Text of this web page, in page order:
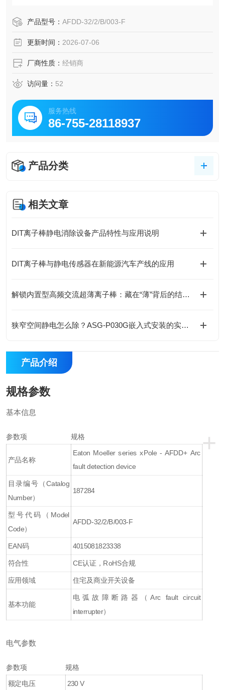
保护装置。Eaton伊顿 AFDD+电弧故障检测装置断路器
产品型号： AFDD-32/2/B/003-F
更新时间： 2026-07-06
厂商性质： 经销商
访问量： 52
服务热线
86-755-28118937
产品分类
相关文章
DIT离子棒静电消除设备产品特性与应用说明
DIT离子棒与静电传感器在新能源汽车产线的应用
解锁内置型高频交流超薄离子棒：藏在“薄”背后的结构巧思
狭窄空间静电怎么除？ASG-P030G嵌入式安装的实战思路
产品介绍
规格参数
基本信息
+
参数项 规格
产品名称
Eaton Moeller series xPole - AFDD+ Arc
fault detection device
目录编号（Catalog
Number）
187284
型号代码（Model
Code）
AFDD-32/2/B/003-F
EAN码 4015081823338
符合性 CE认证，RoHS合规
应用领域 住宅及商业开关设备
基本功能
电弧故障断路器（Arc fault circuit
interrupter）
电气参数
参数项 规格
额定电压 230 V